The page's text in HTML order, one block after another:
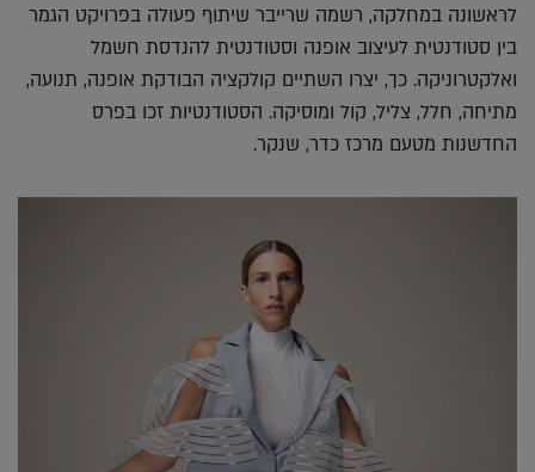
לראשונה במחלקה, רשמה שרייבר שיתוף פעולה בפרויקט הגמר
בין סטודנטית לעיצוב אופנה וסטודנטית להנדסת חשמל
ואלקטרוניקה. כך, יצרו השתיים קולקציה הבודקת אופנה, תנועה,
מתיחה, חלל, צליל, קול ומוסיקה. הסטודנטיות זכו בפרס
החדשנות מטעם מרכז כדר, שנקר.